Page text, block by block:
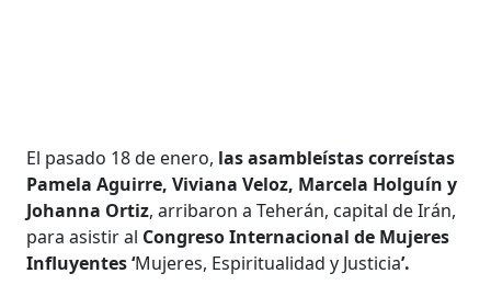
El pasado 18 de enero, las asambleístas correístas
Pamela Aguirre, Viviana Veloz, Marcela Holguín y
Johanna Ortiz, arribaron a Teherán, capital de Irán,
para asistir al Congreso Internacional de Mujeres
Influyentes ‘Mujeres, Espiritualidad y Justicia’.